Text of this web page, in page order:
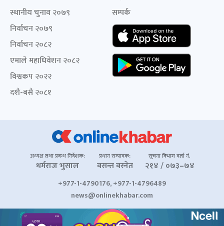
स्थानीय चुनाव २०७९
निर्वाचन २०७९
निर्वाचन २०८२
एमाले महाधिवेशन २०८२
विश्वकप २०२२
दशैं-बसैं २०८१
सम्पर्क
अध्यक्ष तथा प्रबन्ध निर्देशक:
धर्मराज भुसाल
प्रधान सम्पादक:
बसन्त बस्नेत
सूचना विभाग दर्ता नं.
२१४ / ०७३–७४
+977-1-4790176, +977-1-4796489
news@onlinekhabar.com